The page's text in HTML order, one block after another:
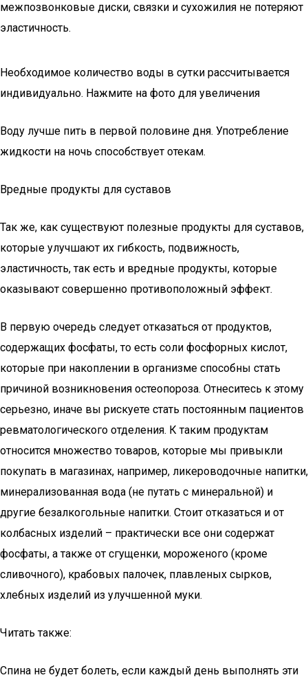
межпозвонковые диски, связки и сухожилия не потеряют
эластичность.
Необходимое количество воды в сутки рассчитывается
индивидуально. Нажмите на фото для увеличения
Воду лучше пить в первой половине дня. Употребление
жидкости на ночь способствует отекам.
Вредные продукты для суставов
Так же, как существуют полезные продукты для суставов,
которые улучшают их гибкость, подвижность,
эластичность, так есть и вредные продукты, которые
оказывают совершенно противоположный эффект.
В первую очередь следует отказаться от продуктов,
содержащих фосфаты, то есть соли фосфорных кислот,
которые при накоплении в организме способны стать
причиной возникновения остеопороза. Отнеситесь к этому
серьезно, иначе вы рискуете стать постоянным пациентов
ревматологического отделения. К таким продуктам
относится множество товаров, которые мы привыкли
покупать в магазинах, например, ликероводочные напитки,
минерализованная вода (не путать с минеральной) и
другие безалкогольные напитки. Стоит отказаться и от
колбасных изделий – практически все они содержат
фосфаты, а также от сгущенки, мороженого (кроме
сливочного), крабовых палочек, плавленых сырков,
хлебных изделий из улучшенной муки.
Читать также:
Спина не будет болеть, если каждый день выполнять эти